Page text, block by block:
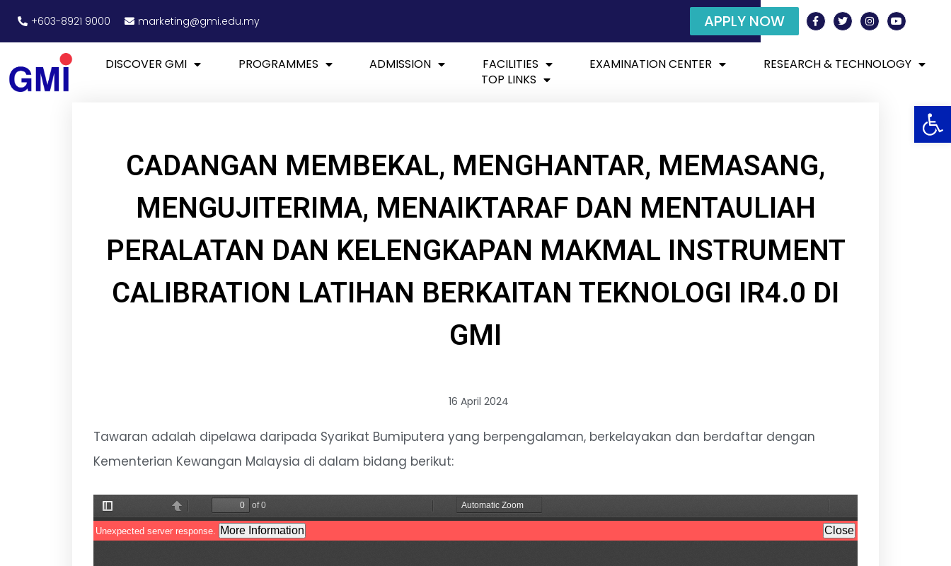
+603-8921 9000 marketing@gmi.edu.my APPLY NOW
DISCOVER GMI PROGRAMMES ADMISSION FACILITIES EXAMINATION CENTER
RESEARCH & TECHNOLOGY
TOP LINKS
CADANGAN MEMBEKAL, MENGHANTAR, MEMASANG,
MENGUJITERIMA, MENAIKTARAF DAN MENTAULIAH
PERALATAN DAN KELENGKAPAN MAKMAL INSTRUMENT
CALIBRATION LATIHAN BERKAITAN TEKNOLOGI IR4.0 DI
GMI
16 April 2024
Tawaran adalah dipelawa daripada Syarikat Bumiputera yang berpengalaman, berkelayakan dan berdaftar dengan
Kementerian Kewangan Malaysia di dalam bidang berikut: